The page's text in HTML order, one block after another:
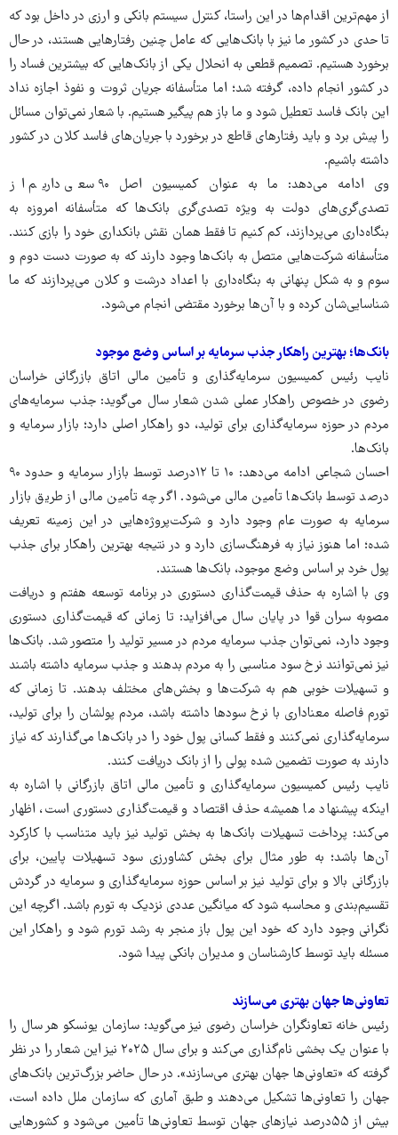
از مهم‌ترین اقدام‌ها در این راستا، کنترل سیستم بانکی و ارزی در داخل بود که
تا حدی در کشور ما نیز با بانک‌هایی که عامل چنین رفتارهایی هستند، در حال
برخورد هستیم. تصمیم قطعی به انحلال یکی از بانک‌هایی که بیشترین فساد را
در کشور انجام داده، گرفته شد؛ اما متأسفانه جریان ثروت و نفوذ اجازه نداد
این بانک فاسد تعطیل شود و ما باز هم پیگیر هستیم. با شعار نمی‌توان مسائل
را پیش برد و باید رفتارهای قاطع در برخورد با جریان‌های فاسد کلان در کشور
داشته باشیم.
وی ادامه می‌دهد: ما به عنوان کمیسیون اصل ۹۰ سعی داریم از
تصدی‌گری‌های دولت به ویژه تصدی‌گری بانک‌ها که متأسفانه امروزه به
بنگاه‌داری می‌پردازند، کم کنیم تا فقط همان نقش بانکداری خود را بازی کنند.
متأسفانه شرکت‌هایی متصل به بانک‌ها وجود دارند که به صورت دست دوم و
سوم و به شکل پنهانی به بنگاه‌داری با اعداد درشت و کلان می‌پردازند که ما
شناسایی‌شان کرده و با آن‌ها برخورد مقتضی انجام می‌شود.
بانک‌ها؛ بهترین راهکار جذب سرمایه بر اساس وضع موجود
نایب رئیس کمیسیون سرمایه‌گذاری و تأمین مالی اتاق بازرگانی خراسان
رضوی در خصوص راهکار عملی شدن شعار سال می‌گوید: جذب سرمایه‌های
مردم در حوزه سرمایه‌گذاری برای تولید، دو راهکار اصلی دارد؛ بازار سرمایه و
بانک‌ها.
احسان شجاعی ادامه می‌دهد: ۱۰ تا ۱۲درصد توسط بازار سرمایه و حدود ۹۰
درصد توسط بانک‌ها تأمین مالی می‌شود. اگر چه تأمین مالی از طریق بازار
سرمایه به صورت عام وجود دارد و شرکت‌پروژه‌هایی در این زمینه تعریف
شده؛ اما هنوز نیاز به فرهنگ‌سازی دارد و در نتیجه بهترین راهکار برای جذب
پول خرد بر اساس وضع موجود، بانک‌ها هستند.
وی با اشاره به حذف قیمت‌گذاری دستوری در برنامه توسعه هفتم و دریافت
مصوبه سران قوا در پایان سال می‌افزاید: تا زمانی که قیمت‌گذاری دستوری
وجود دارد، نمی‌توان جذب سرمایه مردم در مسیر تولید را متصور شد. بانک‌ها
نیز نمی‌توانند نرخ سود مناسبی را به مردم بدهند و جذب سرمایه داشته باشند
و تسهیلات خوبی هم به شرکت‌ها و بخش‌های مختلف بدهند. تا زمانی که
تورم فاصله معناداری با نرخ سودها داشته باشد، مردم پولشان را برای تولید،
سرمایه‌گذاری نمی‌کنند و فقط کسانی پول خود را در بانک‌ها می‌گذارند که نیاز
دارند به صورت تضمین شده پولی را از بانک دریافت کنند.
نایب رئیس کمیسیون سرمایه‌گذاری و تأمین مالی اتاق بازرگانی با اشاره به
اینکه پیشنهاد ما همیشه حذف اقتصاد و قیمت‌گذاری دستوری است، اظهار
می‌کند: پرداخت تسهیلات بانک‌ها به بخش تولید نیز باید متناسب با کارکرد
آن‌ها باشد؛ به طور مثال برای بخش کشاورزی سود تسهیلات پایین، برای
بازرگانی بالا و برای تولید نیز بر اساس حوزه سرمایه‌گذاری و سرمایه در گردش
تقسیم‌بندی و محاسبه شود که میانگین عددی نزدیک به تورم باشد. اگرچه این
نگرانی وجود دارد که خود این پول باز منجر به رشد تورم شود و راهکار این
مسئله باید توسط کارشناسان و مدیران بانکی پیدا شود.
تعاونی‌ها جهان بهتری می‌سازند
رئیس خانه تعاونگران خراسان رضوی نیز می‌گوید: سازمان یونسکو هر سال را
با عنوان یک بخشی نام‌گذاری می‌کند و برای سال ۲۰۲۵ نیز این شعار را در نظر
گرفته که «تعاونی‌ها جهان بهتری می‌سازند». در حال حاضر بزرگ‌ترین بانک‌های
جهان را تعاونی‌ها تشکیل می‌دهند و طبق آماری که سازمان ملل داده است،
بیش از ۵۵درصد نیازهای جهان توسط تعاونی‌ها تأمین می‌شود و کشورهایی